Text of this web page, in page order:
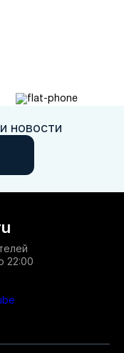
новости
22:00